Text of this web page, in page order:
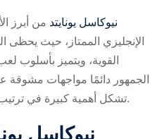
مباريات ‎نيوكاسل يونايتد من أبرز
الإنجليزي الممتاز، حيث يحظى
القوية، ويتميز بأسلوب
الجمهور دائمًا مواجهات مشوقة
تشكل أهمية كبيرة في ترتيب الدوري ونقاط الفرق المنافسة.